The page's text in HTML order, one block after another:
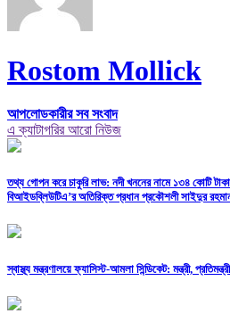
Rostom Mollick
আপলোডকারীর সব সংবাদ
এ ক্যাটাগরির আরো নিউজ
তথ্য গোপন করে চাকুরি লাভ: নদী খননের নামে ১৩৪ কোটি
বিআইডব্লিউটিএ’র অতিরিক্ত প্রধান প্রকৌশলী সাইদুর
স্বাস্থ্য মন্ত্রণালয়ে ফ্যাসিস্ট-আমলা সিন্ডিকেট: মন্ত্রী,